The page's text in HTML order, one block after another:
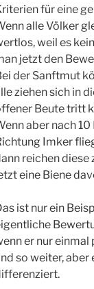
für eine
alle Völker
weil es
jetzt den
der Sanftmut
ziehen sich in
Beute tritt
aber nach
Imker
reichen diese
eine Biene
ist nur ein
er nur
so weiter,